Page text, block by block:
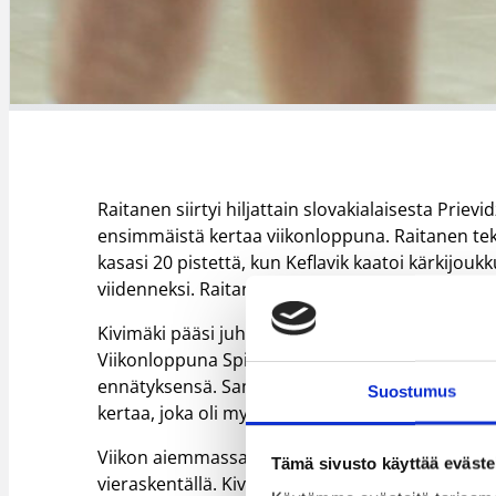
Suostumus
Tämä sivusto käyttää
Raitanen siirtyi hiljattain slovakialaisesta
ensimmäistä kertaa viikonloppuna. Raitanen
kasasi 20 pistettä, kun Keflavik kaatoi
viidenneksi. Raitanen lähenteli samalla tupla-
Kivimäki pääsi juhlimaan kahta voittoa
Viikonloppuna Spisski Rytieriä vastaan
ennätyksensä. Samalla hän lähenteli tupla-
kertaa, joka oli myös hänen kausiennätyksensä.
Viikon aiemmassa ottelussa Kivimäki auttoi
vieraskentällä. Kivimäki on tällä kaudella